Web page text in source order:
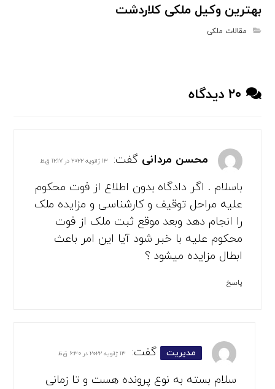
بهترین وکیل ملکی کلاردشت
مقالات ملکی
۲۰ دیدگاه
محسن مردانی گفت: ۱۳ ژانویه ۲۰۲۲ در ۱۲:۱۷ ق.ظ
باسلام . اگر دادگاه بدون اطلاع از فوت محکوم
علیه مراحل توقیف و کارشناسی و مزایده ملک
را انجام دهد وبعد موقع ثبت ملک از فوت
محکوم علیه با خبر شود آیا این امر باعث
ابطال مزایده میشود ؟
پاسخ
مدیریت گفت: ۱۳ ژانویه ۲۰۲۲ در ۶:۳۰ ق.ظ
سلام بسته به نوع پرونده هست و تا زمانی